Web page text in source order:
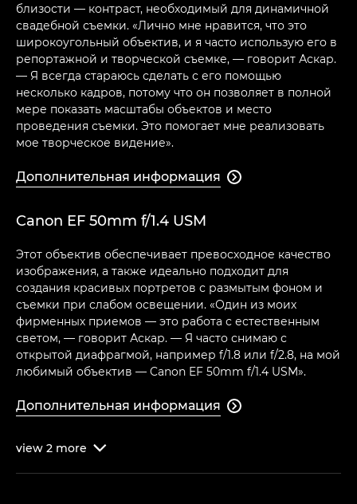
близости — контраст, необходимый для динамичной
свадебной съемки. «Лично мне нравится, что это
широкоугольный объектив, и я часто использую его в
репортажной и творческой съемке, — говорит Аскар.
— Я всегда стараюсь сделать с его помощью
несколько кадров, потому что он позволяет в полной
мере показать масштабы объектов и место
проведения съемки. Это помогает мне реализовать
мое творческое видение».
Дополнительная информация 
Canon EF 50mm f/1.4 USM
Этот объектив обеспечивает превосходное качество
изображения, а также идеально подходит для
создания красивых портретов с размытым фоном и
съемки при слабом освещении. «Один из моих
фирменных приемов — это работа с естественным
светом, — говорит Аскар. — Я часто снимаю с
открытой диафрагмой, например f/1.8 или f/2.8, на мой
любимый объектив — Canon EF 50mm f/1.4 USM».
Дополнительная информация 
view 2 more 